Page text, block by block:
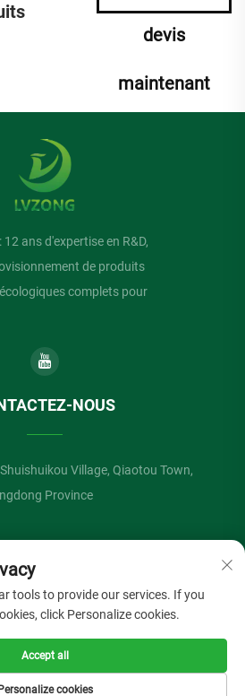
devis
maintenant
ans d'expertise en R&D,
de produits
complets pour
NOUS
Village, Qiaotou Town,
Province
Industrial Co., Ltd. Tous droits réservés
de confidentialité
tools to provide our services. If you
click Personalize cookies.
Personalize cookies
Accept all